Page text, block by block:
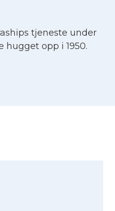
tjeneste under
hugget opp i 1950.